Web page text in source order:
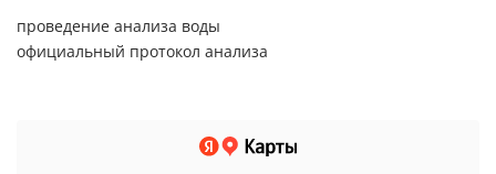
проведение анализа воды
официальный протокол анализа